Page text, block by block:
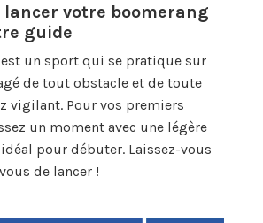
lancer votre boomerang
guide
un sport qui se pratique sur
de tout obstacle et de toute
vigilant. Pour vos premiers
un moment avec une légère
pour débuter. Laissez-vous
de lancer !